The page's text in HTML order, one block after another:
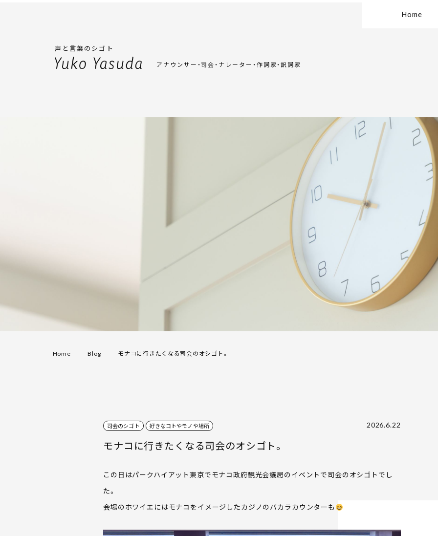
声と言葉のシゴト
アナウンサー・司会・ナレーター・作詞家・訳詞家
Home
Home Blog モナコに行きたくなる司会のオシゴト。
司会のシゴト 好きなコトやモノや場所 2026.6.22
モナコに行きたくなる司会のオシゴト。
この日はパークハイアット東京でモナコ政府観光会議局のイベントで司会のオシゴトでし
た。
会場のホワイエにはモナコをイメージしたカジノのバカラカウンターも